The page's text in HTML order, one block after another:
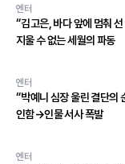
엔터
“김고은, 바다 앞에 멈춰
지울 수 없는 세월의 파동
엔터
“박예니 심장 울린 결단의
인함→인물 서사 폭발
엔터